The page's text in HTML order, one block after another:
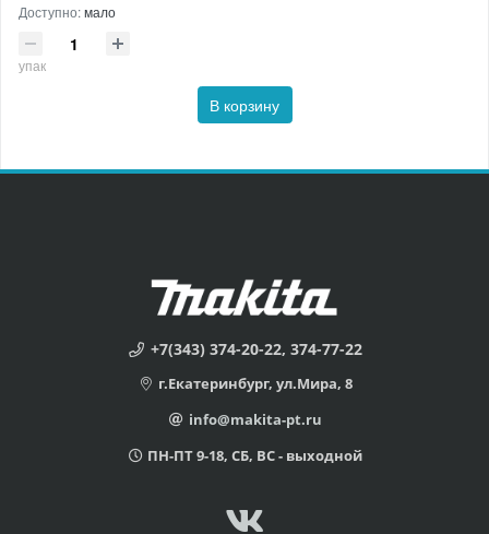
Доступно:мало
упак
В корзину
+7(343) 374-20-22, 374-77-22
г.Екатеринбург, ул.Мира, 8
info@makita-pt.ru
ПН-ПТ 9-18, СБ, ВС - выходной